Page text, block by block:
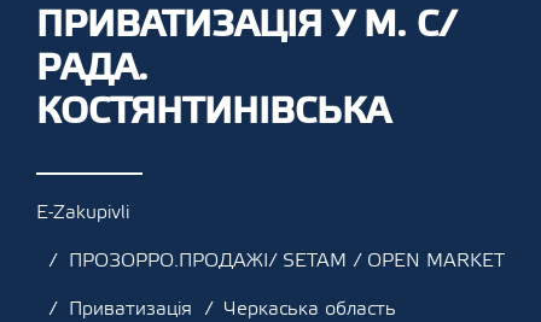
ПРИВАТИЗАЦІЯ У М. С/
РАДА.
КОСТЯНТИНІВСЬКА
E-Zakupivli
ПРОЗОРРО.ПРОДАЖІ/ SETAM / OPEN MARKET
Приватизація
Черкаська область